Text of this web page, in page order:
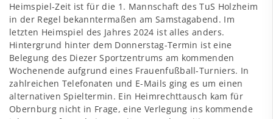
Heimspiel-Zeit ist für die 1. Mannschaft des TuS Holzheim
in der Regel bekanntermaßen am Samstagabend. Im
letzten Heimspiel des Jahres 2024 ist alles anders.
Hintergrund hinter dem Donnerstag-Termin ist eine
Belegung des Diezer Sportzentrums am kommenden
Wochenende aufgrund eines Frauenfußball-Turniers. In
zahlreichen Telefonaten und E-Mails ging es um einen
alternativen Spieltermin. Ein Heimrechttausch kam für
Obernburg nicht in Frage, eine Verlegung ins kommende